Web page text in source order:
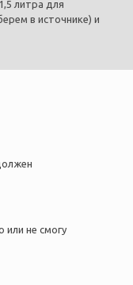
литра для
в источнике) и
или не смогу